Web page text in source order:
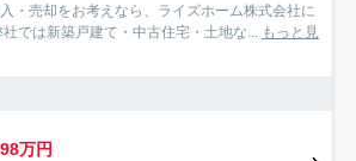
・売却をお考えなら、ライズホーム株式会社に
では新築戸建て・中古住宅・土地な... もっと見
万円